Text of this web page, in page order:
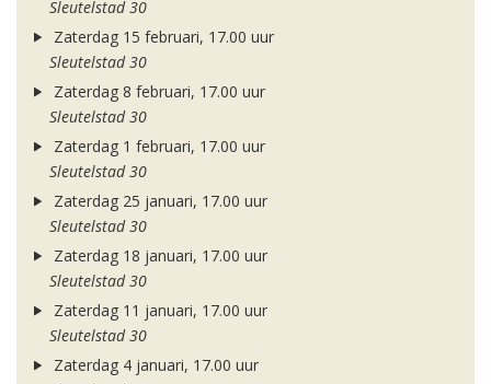
Sleutelstad 30
Zaterdag 15 februari, 17.00 uur
Sleutelstad 30
Zaterdag 8 februari, 17.00 uur
Sleutelstad 30
Zaterdag 1 februari, 17.00 uur
Sleutelstad 30
Zaterdag 25 januari, 17.00 uur
Sleutelstad 30
Zaterdag 18 januari, 17.00 uur
Sleutelstad 30
Zaterdag 11 januari, 17.00 uur
Sleutelstad 30
Zaterdag 4 januari, 17.00 uur